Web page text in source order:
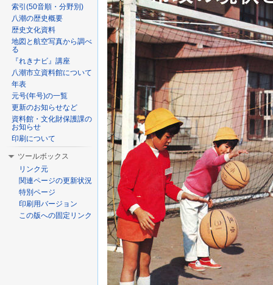
索引(50音順・分野別)
八潮の歴史概要
歴史文化資料
地図と航空写真から調べ
る
『れきナビ』講座
八潮市立資料館について
年表
元号(年号)の一覧
更新のお知らせなど
資料館・文化財保護課の
お知らせ
印刷について
ツールボックス
リンク元
関連ページの更新状況
特別ページ
印刷用バージョン
この版への固定リンク